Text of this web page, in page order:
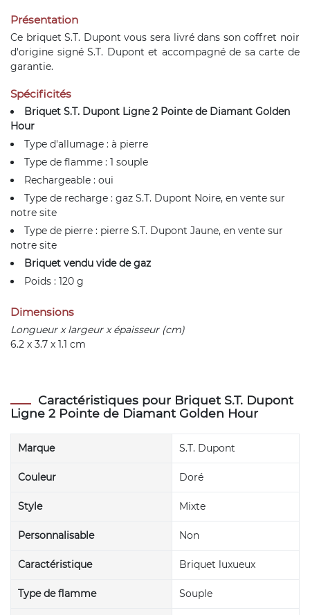
Présentation
Ce briquet S.T. Dupont vous sera livré dans son coffret noir
d'origine signé S.T. Dupont et accompagné de sa carte de
garantie.
Spécificités
Briquet S.T. Dupont Ligne 2 Pointe de Diamant Golden
Hour
Type d'allumage : à pierre
Type de flamme : 1 souple
Rechargeable : oui
Type de recharge : gaz S.T. Dupont Noire, en vente sur
notre site
Type de pierre : pierre S.T. Dupont Jaune, en vente sur
notre site
Briquet vendu vide de gaz
Poids : 120 g
Dimensions
Longueur x largeur x épaisseur (cm)
6.2 x 3.7 x 1.1 cm
Caractéristiques pour Briquet S.T. Dupont
Ligne 2 Pointe de Diamant Golden Hour
Marque S.T. Dupont
Couleur Doré
Style Mixte
Personnalisable Non
Caractéristique Briquet luxueux
Type de flamme Souple